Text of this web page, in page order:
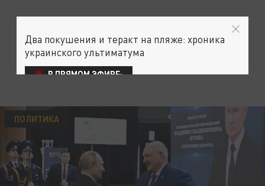
ПОЛИТИКА
Два покушения и теракт на пляже: хроника
украинского ультиматума
В ПРЯМОМ ЭФИРЕ: